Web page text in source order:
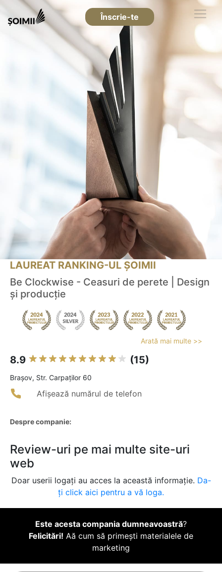
Înscrie-te
LAUREAT RANKING-UL ȘOIMII
Be Clockwise - Ceasuri de perete | Design
și producție
Arată mai multe >>
8.9 (15)
Braşov, Str. Carpaților 60
Afișează numărul de telefon
Despre companie:
Review-uri pe mai multe site-uri
web
Doar userii logați au acces la această informație. Da-
ți click aici pentru a vă loga.
Este acesta compania dumneavoastră?
Felicitări! Aă cum să primești materialele de
marketing